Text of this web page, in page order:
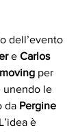
dell’evento
e Carlos
per
unendo le
da Pergine
è